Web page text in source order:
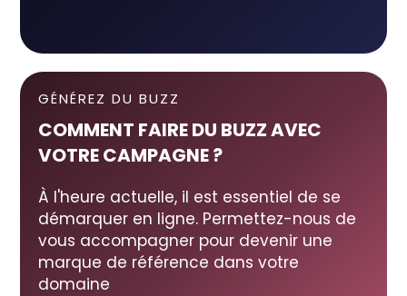
GÉNÉREZ DU BUZZ
COMMENT FAIRE DU BUZZ AVEC
VOTRE CAMPAGNE?
À l'heure actuelle, il est essentiel de se
démarquer en ligne. Permettez-nous de
vous accompagner pour devenir une
marque de référence dans votre
domaine